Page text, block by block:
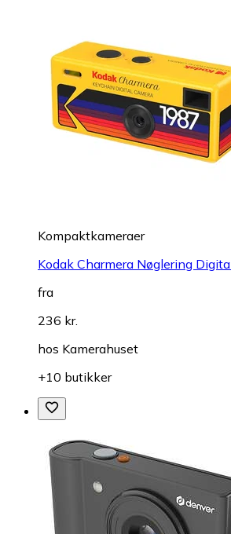
Kompaktkameraer
Kodak Charmera Nøglering
fra
236 kr.
hos Kamerahuset
+10 butikker